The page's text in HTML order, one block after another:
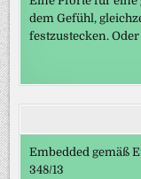
dem Gefühl,
festzustecken.
Embedded gemäß
348/13